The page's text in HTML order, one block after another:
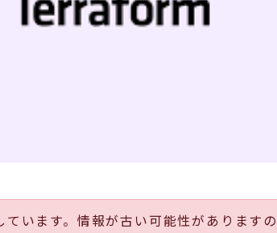
います。情報が古い可能性があります